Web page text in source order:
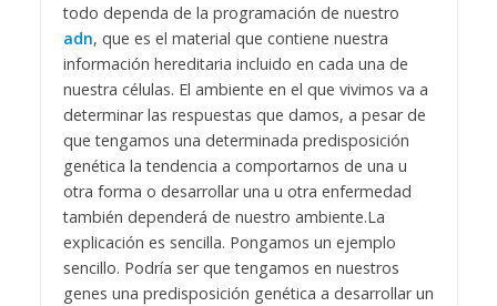
todo dependa de la programación de nuestro
adn, que es el material que contiene nuestra
información hereditaria incluido en cada una de
nuestra células. El ambiente en el que vivimos va a
determinar las respuestas que damos, a pesar de
que tengamos una determinada predisposición
genética la tendencia a comportarnos de una u
otra forma o desarrollar una u otra enfermedad
también dependerá de nuestro ambiente.La
explicación es sencilla. Pongamos un ejemplo
sencillo. Podría ser que tengamos en nuestros
genes una predisposición genética a desarrollar un